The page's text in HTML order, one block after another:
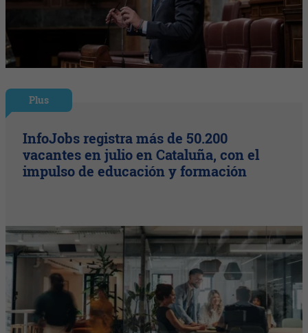
Plus
InfoJobs registra más de 50.200
vacantes en julio en Cataluña, con el
impulso de educación y formación